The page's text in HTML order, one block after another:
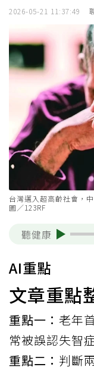
2026-05-21 11:37:49
台灣邁入超高齡社會，
圖／123RF
聽健康
AI重點
文章重點
重點一： 老年
常被誤認失智
重點二： 判斷